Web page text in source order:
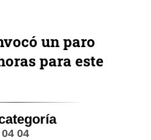
un paro
para este
04 04